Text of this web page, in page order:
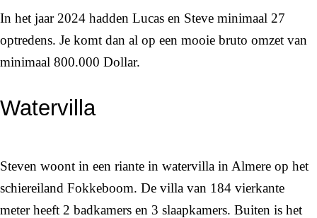
In het jaar 2024 hadden Lucas en Steve minimaal 27
optredens. Je komt dan al op een mooie bruto omzet van
minimaal 800.000 Dollar.
Watervilla
Steven woont in een riante in watervilla in Almere op het
schiereiland Fokkeboom. De villa van 184 vierkante
meter heeft 2 badkamers en 3 slaapkamers. Buiten is het